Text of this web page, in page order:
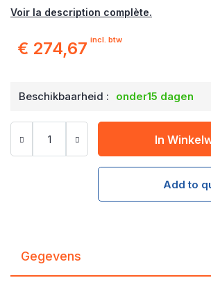
Voir la description complète.
€ 274,67 incl. btw
Beschikbaarheid : onder15 dagen
In
Add to
Gegevens